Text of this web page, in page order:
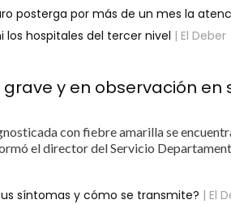
posterga por más de un mes la
los hospitales del tercer nivel | El Deber
y en observación en
con fiebre amarilla se
el director del Servicio
síntomas y cómo se transmite? | El